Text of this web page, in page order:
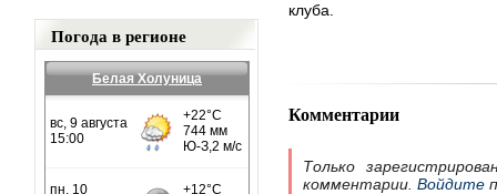
Погода в регионе
Белая Холуница
клуба.
Комментарии
Только
комментарии. Войдите